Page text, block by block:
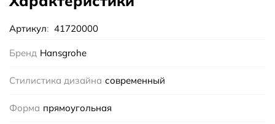
Артикул: 41720000
Бренд Hansgrohe
Стилистика дизайна современный
Форма прямоугольная